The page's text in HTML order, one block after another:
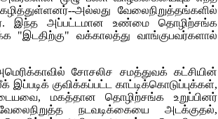
அல்லது வேலைநிறுத்தங்களில்
இந்த அப்பட்டமான உண்மை தொழிற்சங்க
"இடதிற்கு" வக்காலத்து வாங்குபவர்களால்
சோசலிச சமத்துவக் கட்சியின்
குவிக்கப்பட்ட காட்டிக்கொடுப்புக்கள்,
மகத்தான தொழிற்சங்க உறுப்பினர்
நடவடிக்கையை அடக்குதல்,